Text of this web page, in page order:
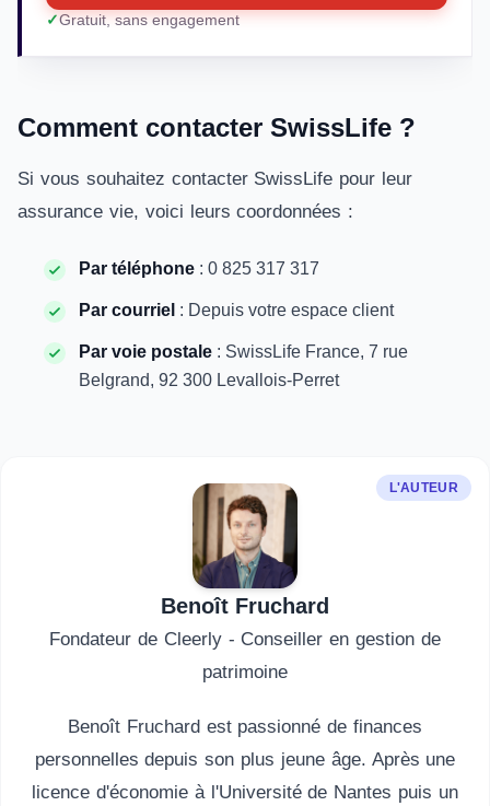
Gratuit, sans engagement
Comment contacter SwissLife ?
Si vous souhaitez contacter SwissLife pour leur
assurance vie, voici leurs coordonnées :
Par téléphone : 0 825 317 317
Par courriel : Depuis votre espace client
Par voie postale : SwissLife France, 7 rue
Belgrand, 92 300 Levallois-Perret
L'AUTEUR
Benoît Fruchard
Fondateur de Cleerly - Conseiller en gestion de
patrimoine
Benoît Fruchard est passionné de finances
personnelles depuis son plus jeune âge. Après une
licence d'économie à l'Université de Nantes puis un